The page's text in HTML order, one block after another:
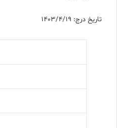
تاریخ درج: 1403/4/19